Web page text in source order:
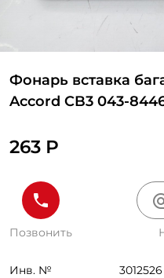
Фонарь вставка
Accord CB3 043-
263 Р
Позвонить
Инв. №
3012526